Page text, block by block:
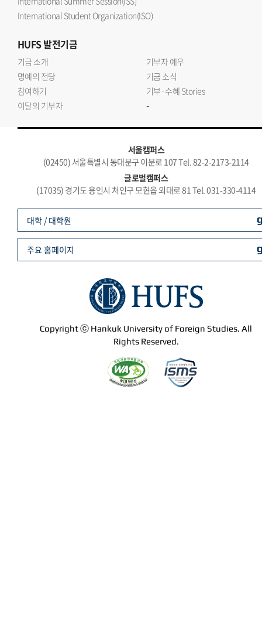
International Student Organization(ISO)
HUFS발전기금
기금 소개
기부자 예우
명예의 전당
기금 소식
참여하기
기부·수혜 Stories
이달의 기부자
-
서울캠퍼스
(02450) 서울특별시 동대문구 이문로 107 Tel. 82-2-2173-2114
글로벌캠퍼스
(17035) 경기도 용인시 처인구 모현읍 외대로 81 Tel. 031-330-4114
Copyright ⓒ Hankuk University of Foreign Studies. All
Rights Reserved.
대학 / 대학원
주요 홈페이지